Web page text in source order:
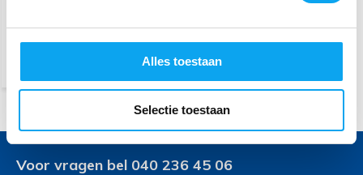
Alles toestaan
Selectie toestaan
Voor vragen bel 040 236 45 06